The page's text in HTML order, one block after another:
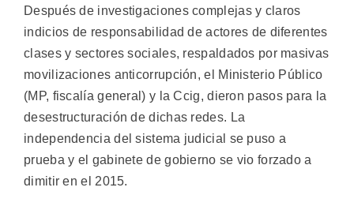
Después de investigaciones complejas y claros
indicios de responsabilidad de actores de diferentes
clases y sectores sociales, respaldados por masivas
movilizaciones anticorrupción, el Ministerio Público
(MP, fiscalía general) y la Ccig, dieron pasos para la
desestructuración de dichas redes. La
independencia del sistema judicial se puso a
prueba y el gabinete de gobierno se vio forzado a
dimitir en el 2015.